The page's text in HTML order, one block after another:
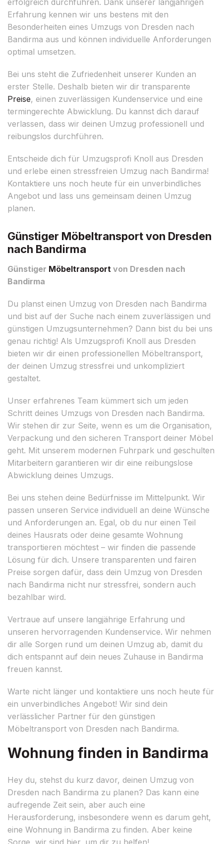
Erfahrung kennen wir uns bestens mit den
Besonderheiten eines Umzugs von Dresden nach
Bandirma aus und können individuelle Anforderungen
optimal umsetzen.
Bei uns steht die Zufriedenheit unserer Kunden an
erster Stelle. Deshalb bieten wir dir transparente
Preise, einen zuverlässigen Kundenservice und eine
termingerechte Abwicklung. Du kannst dich darauf
verlassen, dass wir deinen Umzug professionell und
reibungslos durchführen.
Entscheide dich für Umzugsprofi Knoll aus Dresden
und erlebe einen stressfreien Umzug nach Bandirma!
Kontaktiere uns noch heute für ein unverbindliches
Angebot und lass uns gemeinsam deinen Umzug
planen.
Günstiger Möbeltransport von Dresden
nach Bandirma
Günstiger Möbeltransport von Dresden nach
Bandirma
Du planst einen Umzug von Dresden nach Bandirma
und bist auf der Suche nach einem zuverlässigen und
günstigen Umzugsunternehmen? Dann bist du bei uns
genau richtig! Als Umzugsprofi Knoll aus Dresden
bieten wir dir einen professionellen Möbeltransport,
der deinen Umzug stressfrei und unkompliziert
gestaltet.
Unser erfahrenes Team kümmert sich um jeden
Schritt deines Umzugs von Dresden nach Bandirma.
Wir stehen dir zur Seite, wenn es um die Organisation,
Verpackung und den sicheren Transport deiner Möbel
geht. Mit unserem modernen Fuhrpark und geschulten
Mitarbeitern garantieren wir dir eine reibungslose
Abwicklung deines Umzugs.
Bei uns stehen deine Bedürfnisse im Mittelpunkt. Wir
passen unseren Service individuell an deine Wünsche
und Anforderungen an. Egal, ob du nur einen Teil
deines Hausrats oder deine gesamte Wohnung
transportieren möchtest – wir finden die passende
Lösung für dich. Unsere transparenten und fairen
Preise sorgen dafür, dass dein Umzug von Dresden
nach Bandirma nicht nur stressfrei, sondern auch
bezahlbar wird.
Vertraue auf unsere langjährige Erfahrung und
unseren hervorragenden Kundenservice. Wir nehmen
dir alle Sorgen rund um deinen Umzug ab, damit du
dich entspannt auf dein neues Zuhause in Bandirma
freuen kannst.
Warte nicht länger und kontaktiere uns noch heute für
ein unverbindliches Angebot! Wir sind dein
verlässlicher Partner für den günstigen
Möbeltransport von Dresden nach Bandirma.
Wohnung finden in Bandirma
Hey du, stehst du kurz davor, deinen Umzug von
Dresden nach Bandirma zu planen? Das kann eine
aufregende Zeit sein, aber auch eine
Herausforderung, insbesondere wenn es darum geht,
eine Wohnung in Bandirma zu finden. Aber keine
Sorge, wir sind hier, um dir zu helfen!